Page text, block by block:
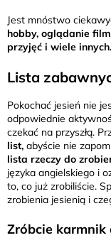
Jest mnóstwo
hobby, oglądanie
przyjęć i wiele innych.
Lista
Pokochać jesień nie
odpowiednie
czekać na przyszłą.
list, abyście nie
lista rzeczy do
języka angielskiego i
to, co już zrobiliście.
zrobienia jesienią i
Zróbcie